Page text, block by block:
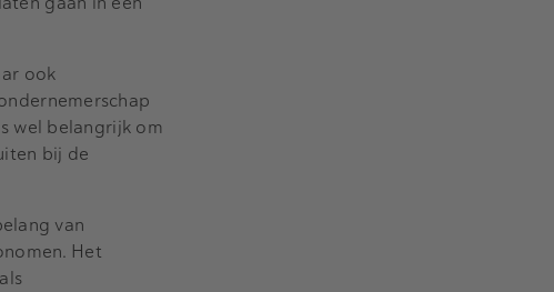
ook
wel belangrijk om
bij de
van
Het